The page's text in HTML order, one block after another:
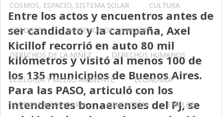
COSMOS, ESPACIO, SISTEMA SOLAR CULTURA
DEPORTES DERECHOS DE LA MUJER
DERECHOS DE LA NIÑEZ DERECHOS HUMANOS
ECOLOGÍA Y MEDIO AMBIENTE ECONOMÍA
ECONOMÍA SOLIDARIA EDUCACIÓN EMPLEO
Entre los actos y encuentros antes de
ser candidato y la campaña, Axel
Kicillof recorrió en auto 80 mil
kilómetros y visitó al menos 100 de
los 135 municipios de Buenos Aires.
Para las PASO, articuló con los
intendentes bonaerenses del PJ, se